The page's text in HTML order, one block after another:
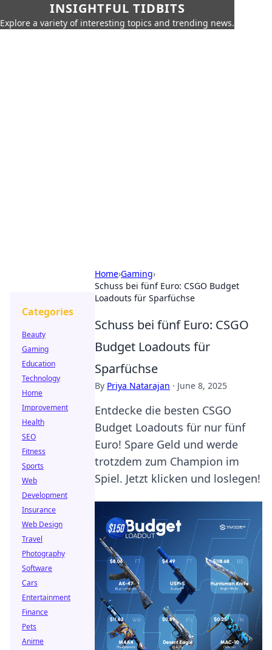
INSIGHTFUL TIDBITS
Explore a variety of interesting topics and trending news.
Home›Gaming›
Schuss bei fünf Euro: CSGO Budget
Loadouts für Sparfüchse
Schuss bei fünf Euro: CSGO
Budget Loadouts für
Sparfüchse
By Priya Natarajan · June 8, 2025
Entdecke die besten CSGO
Budget Loadouts für nur fünf
Euro! Spare Geld und werde
trotzdem zum Champion im
Spiel. Jetzt klicken und loslegen!
Categories
Beauty
Gaming
Education
Technology
Home
Improvement
Health
SEO
Fitness
Sports
Web
Development
Insurance
Web Design
Travel
Photography
Software
Cars
Entertainment
Finance
Pets
Anime